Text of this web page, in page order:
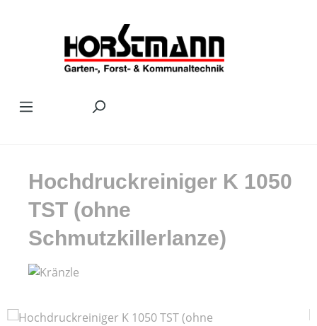
Hochdruckreiniger K 1050
TST (ohne
Schmutzkillerlanze)
Bildergalerie überspringen